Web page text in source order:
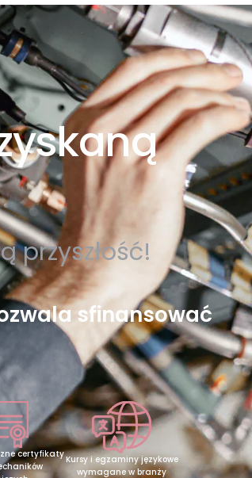
przyszłość!
sfinansować
certyfikatyKursy i egzaminy językowe
wymagane w branży